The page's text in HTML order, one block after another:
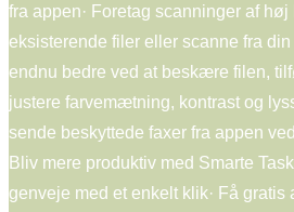
fra appen· Foretag scanninger af
eksisterende filer eller scanne fra
endnu bedre ved at beskære filen,
justere farvemætning, kontrast og
sende beskyttede faxer fra appen
Bliv mere produktiv med Smarte
genveje med et enkelt klik· Få gratis